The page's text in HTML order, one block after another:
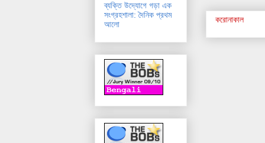
করোনাকাল
ব্যক্তি উদ্যোগে গড়া এক
সংগ্রহশালা: দৈনিক প্রথম
আলো